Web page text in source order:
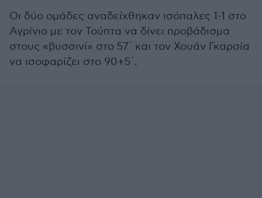
Οι δύο ομάδες αναδείχθηκαν ισόπαλες 1-1 στο
Αγρίνιο με τον Τούπτα να δίνει προβάδισμα
στους «βυσσινί» στο 57΄ και τον Χουάν Γκαρσία
να ισοφαρίζει στο 90+5΄.